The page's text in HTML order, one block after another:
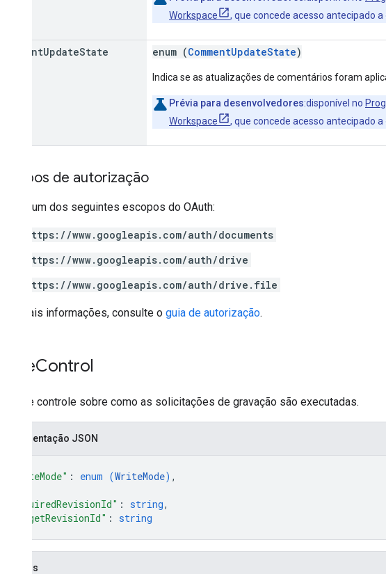
Workspace
, que concede acesso antecipado
commentUpdateState enum (CommentUpdateState)
Indica se as atualizações de comentários foram
Prévia para desenvolvedores:disponível no
Workspace
, que concede acesso antecipado
Escopos de autorização
Requer um dos seguintes escopos do OAuth:
https://www.googleapis.com/auth/documents
https://www.googleapis.com/auth/drive
https://www.googleapis.com/auth/drive.file
Para mais informações, consulte o guia de autorização.
WriteControl
Fornece controle sobre como as solicitações de gravação são executadas.
Representação JSON
"writeMode" : enum (WriteMode) ,
"requiredRevisionId" : string,
"targetRevisionId" : string
Campos